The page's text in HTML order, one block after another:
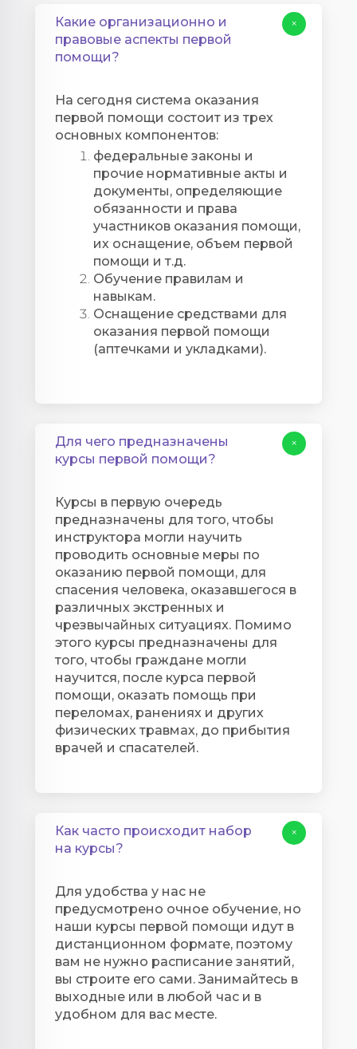
Какие организационно и
правовые аспекты первой
помощи?
На сегодня система оказания
первой помощи состоит из трех
основных компонентов:
федеральные законы и
прочие нормативные акты и
документы, определяющие
обязанности и права
участников оказания помощи,
их оснащение, объем первой
помощи и т.д.
Обучение правилам и
навыкам.
Оснащение средствами для
оказания первой помощи
(аптечками и укладками).
+
Для чего предназначены
курсы первой помощи?
Курсы в первую очередь
предназначены для того, чтобы
инструктора могли научить
проводить основные меры по
оказанию первой помощи, для
спасения человека, оказавшегося в
различных экстренных и
чрезвычайных ситуациях. Помимо
этого курсы предназначены для
того, чтобы граждане могли
научится, после курса первой
помощи, оказать помощь при
переломах, ранениях и других
физических травмах, до прибытия
врачей и спасателей.
+
Как часто происходит набор
на курсы?
Для удобства у нас не
предусмотрено очное обучение, но
наши курсы первой помощи идут в
дистанционном формате, поэтому
вам не нужно расписание занятий,
вы строите его сами. Занимайтесь в
выходные или в любой час и в
удобном для вас месте.
+